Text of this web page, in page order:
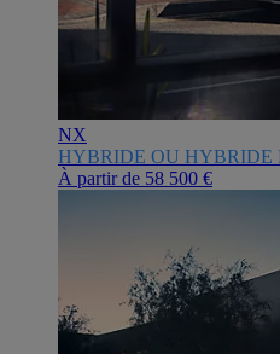
NX
HYBRIDE OU HYBRIDE
À partir de 58 500 €